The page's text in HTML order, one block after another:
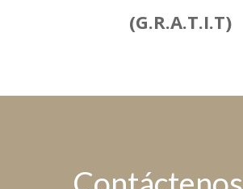
(G.R.A.T.I.T)